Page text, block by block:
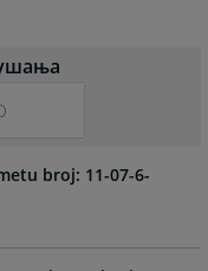
broj: 11-07-6-